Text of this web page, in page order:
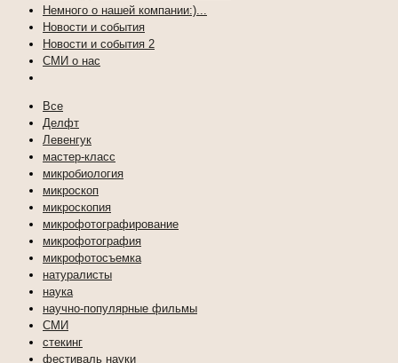
Немного о нашей компании:)...
Новости и события
Новости и события 2
СМИ о нас
Все
Делфт
Левенгук
мастер-класс
микробиология
микроскоп
микроскопия
микрофотографирование
микрофотография
микрофотосъемка
натуралисты
наука
научно-популярные фильмы
СМИ
стекинг
фестиваль науки